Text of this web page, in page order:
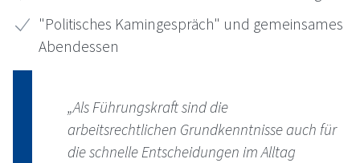
"Politisches Kamingespräch" und gemeinsames
Abendessen
„Als Führungskraft sind die
arbeitsrechtlichen Grundkenntnisse auch für
die schnelle Entscheidungen im Alltag